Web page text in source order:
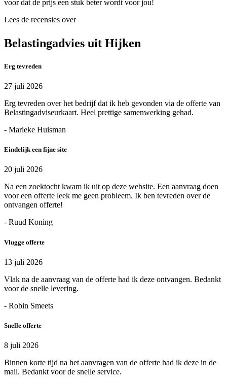
voor dat de prijs een stuk beter wordt voor jou!
Lees de recensies over
Belastingadvies uit Hijken
Erg tevreden
27 juli 2026
Erg tevreden over het bedrijf dat ik heb gevonden via de offerte van
Belastingadviseurkaart. Heel prettige samenwerking gehad.
- Marieke Huisman
Eindelijk een fijne site
20 juli 2026
Na een zoektocht kwam ik uit op deze website. Een aanvraag doen
voor een offerte leek me geen probleem. Ik ben tevreden over de
ontvangen offerte!
- Ruud Koning
Vlugge offerte
13 juli 2026
Vlak na de aanvraag van de offerte had ik deze ontvangen. Bedankt
voor de snelle levering.
- Robin Smeets
Snelle offerte
8 juli 2026
Binnen korte tijd na het aanvragen van de offerte had ik deze in de
mail. Bedankt voor de snelle service.